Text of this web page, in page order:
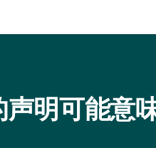
明可能意